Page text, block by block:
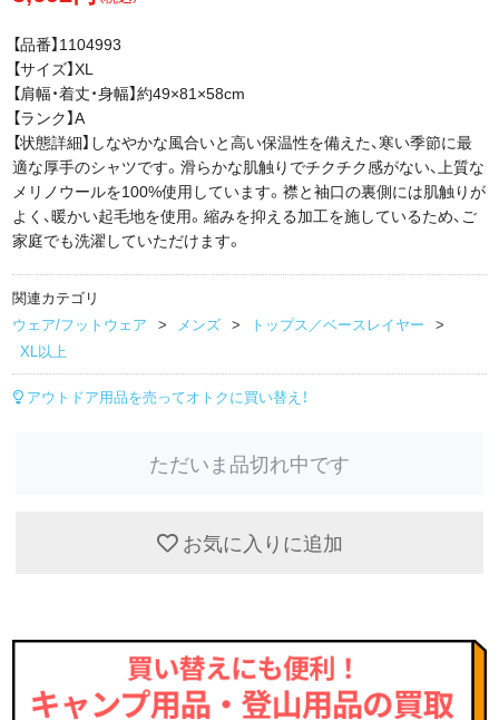
【品番】1104993
【サイズ】XL
【肩幅・着丈・身幅】約49×81×58cm
【ランク】A
【状態詳細】しなやかな風合いと高い保温性を備えた、寒い季節に最
適な厚手のシャツです。滑らかな肌触りでチクチク感がない、上質な
メリノウールを100%使用しています。襟と袖口の裏側には肌触りが
よく、暖かい起毛地を使用。縮みを抑える加工を施しているため、ご
家庭でも洗濯していただけます。
関連カテゴリ
ウェア/フットウェア
メンズ
トップス／ベースレイヤー
XL以上
アウトドア用品を売ってオトクに買い替え！
ただいま品切れ中です
お気に入りに追加